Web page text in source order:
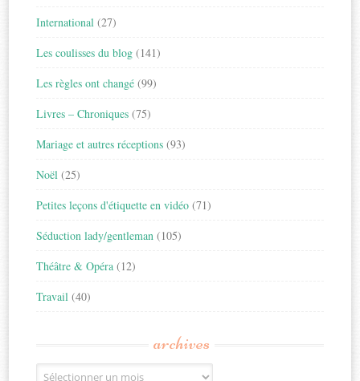
International (27)
Les coulisses du blog (141)
Les règles ont changé (99)
Livres – Chroniques (75)
Mariage et autres réceptions (93)
Noël (25)
Petites leçons d'étiquette en vidéo (71)
Séduction lady/gentleman (105)
Théâtre & Opéra (12)
Travail (40)
archives
Archives